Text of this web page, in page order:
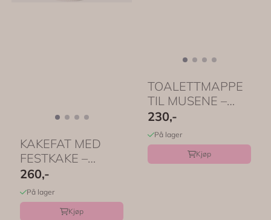
KAKEFAT MED
FESTKAKE –
Kremhvit kake til
mus – ...
260,-
På lager
Kjøp
TOALETTMAPPE
TIL MUSENE –
Mintstriper –
Maileg
230,-
På lager
Kjøp